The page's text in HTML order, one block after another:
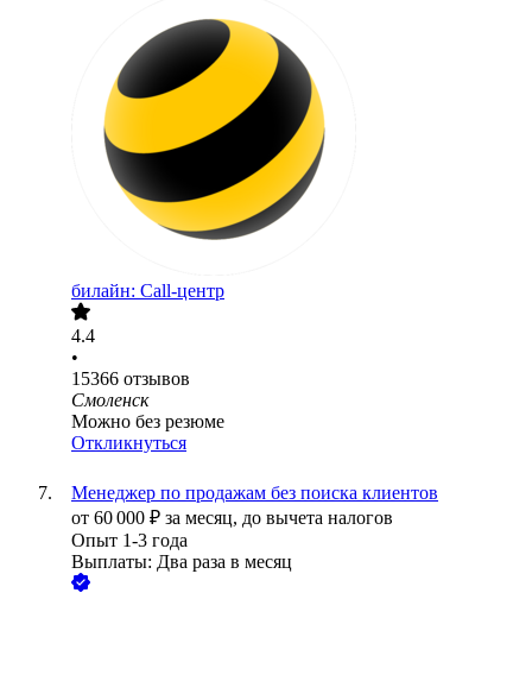
билайн: Call-центр
4.4
•
15366 отзывов
Смоленск
Можно без резюме
Откликнуться
Менеджер по продажам без поиска клиентов
от 60 000 ₽ за месяц, до вычета налогов
Опыт 1-3 года
Выплаты: Два раза в месяц